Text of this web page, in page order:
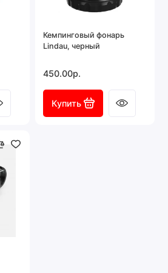
Кемпинговый фонарь
Lindau, черный
450.00р.
Купить